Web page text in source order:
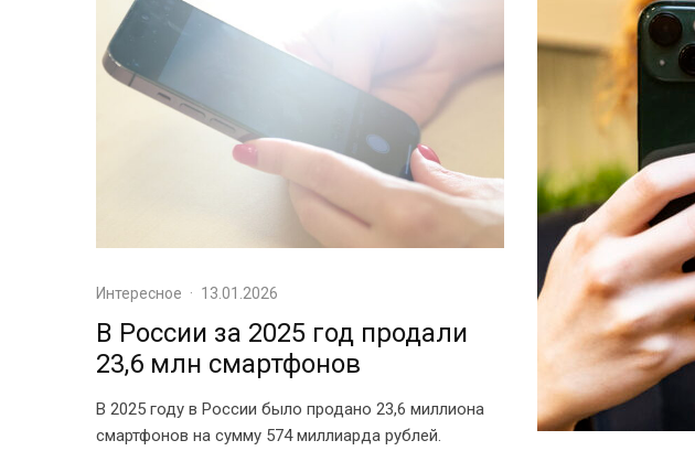
Интересное · 13.01.2026
В России за 2025 год продали
23,6 млн смартфонов
В 2025 году в России было продано 23,6 миллиона
смартфонов на сумму 574 миллиарда рублей.